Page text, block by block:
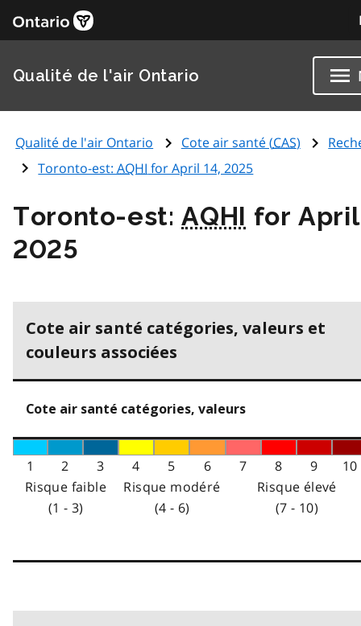
Qualité de l'air Ontario
Qualité de l'air Ontario Cote air santé (CAS)
Toronto-est:AQHI for April 14, 2025
Toronto-est:AQHI for April
2025
Cote air santé catégories, valeurs et
couleurs associées
Cote air santé catégories, valeurs
1 2 3 4 5 6 7 8 9
10
Risque faible
(1 - 3)
Risque modéré
(4 - 6)
Risque élevé
(7 - 10)